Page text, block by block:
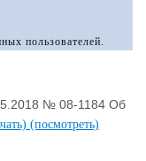
пользователей.
№ 08-1184 Об
(посмотреть)